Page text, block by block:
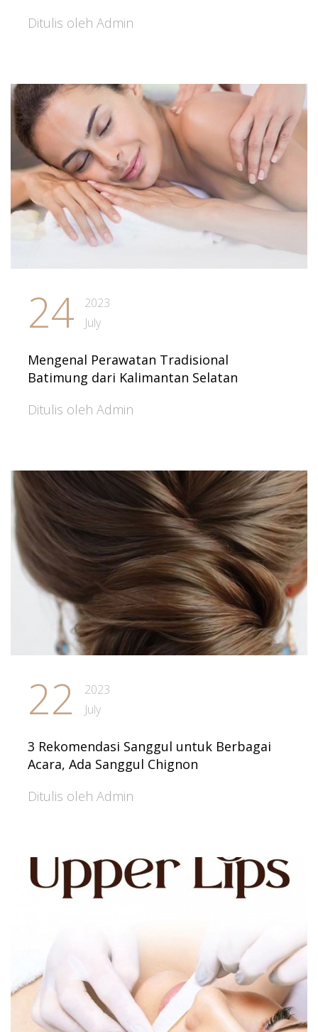
Ditulis oleh Admin
24
2023
July
Mengenal Perawatan Tradisional
Batimung dari Kalimantan Selatan
Ditulis oleh Admin
22
2023
July
3 Rekomendasi Sanggul untuk Berbagai
Acara, Ada Sanggul Chignon
Ditulis oleh Admin